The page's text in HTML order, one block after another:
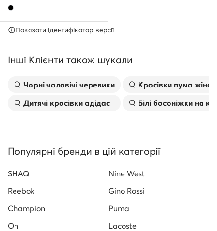
Показати ідентифікатор версії
Інші Клієнти також шукали
Чорні чоловічі черевики
Дитячі кросівки адідас
Kросівки пума
Білі босоніжки на
Популярні бренди в цій категорії
SHAQ
Nine West
Reebok
Gino Rossi
Champion
Puma
On
Lacoste